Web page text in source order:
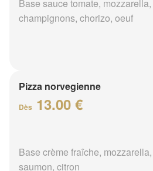
Base sauce tomate,
champignons, chorizo, oeuf
Pizza norvegienne
Dès 13.00 €
Base crème fraîche,
saumon, citron